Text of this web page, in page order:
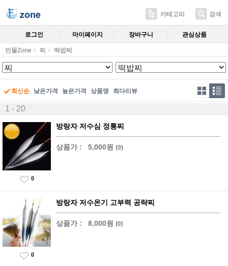
카테고리 검색
로그인 마이페이지 장바구니 관심상품
민물Zone 찌 떡밥찌
최신순 낮은가격 높은가격 상품명 최다리뷰
1 - 20
방랑자 저수심 정통찌
상품가 : 5,000원 (0)
0
방랑자 저수온기 고부력 공략찌
상품가 : 8,000원 (0)
0